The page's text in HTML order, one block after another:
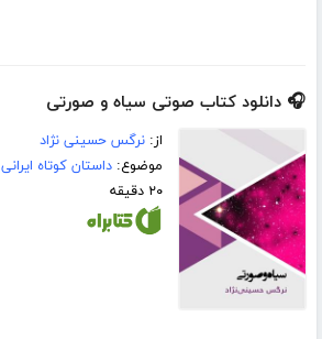
🎧 دانلود کتاب صوتی سیاه و صورتی
از:نرگس حسینی نژاد
موضوع:داستان کوتاه ایرانی
۲۰ دقیقه